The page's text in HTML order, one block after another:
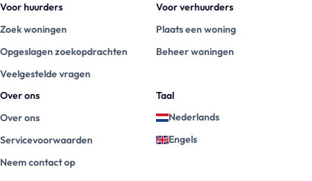
Voor huurders
Zoek woningen
Opgeslagen zoekopdrachten
Veelgestelde vragen
Voor verhuurders
Plaats een woning
Beheer woningen
Over ons
Over ons
Servicevoorwaarden
Neem contact op
Taal
Nederlands
Engels